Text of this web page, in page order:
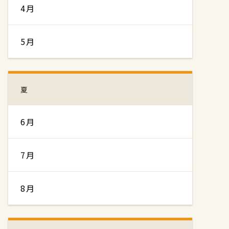
4月
5月
夏
6月
7月
8月